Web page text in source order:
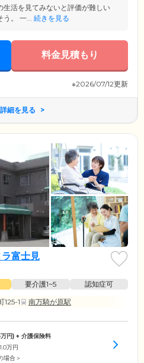
生活を見てみないと評価が難しい
う。 一... 続きを見る
料金見積もり
※2026/07/12更新
細を見る
富士見
要介護1~5
認知症可
125-1
南万騎が原駅
万円) + 介護保険料
1.0万円
場合＞